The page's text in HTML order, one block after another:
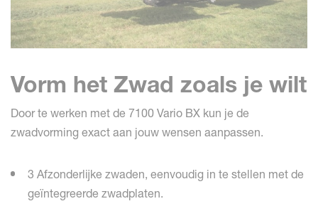
Vorm het Zwad zoals je wilt
Door te werken met de 7100 Vario BX kun je de
zwadvorming exact aan jouw wensen aanpassen.
3 Afzonderlijke zwaden, eenvoudig in te stellen met de
geïntegreerde zwadplaten.